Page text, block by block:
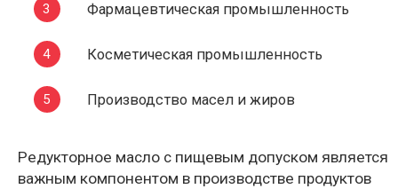
Фармацевтическая промышленность
Косметическая промышленность
Производство масел и жиров
Редукторное масло с пищевым допуском является
важным компонентом в производстве продуктов